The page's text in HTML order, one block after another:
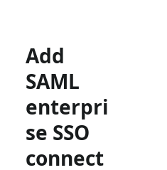
Add
SAML
enterpri
se SSO
connect